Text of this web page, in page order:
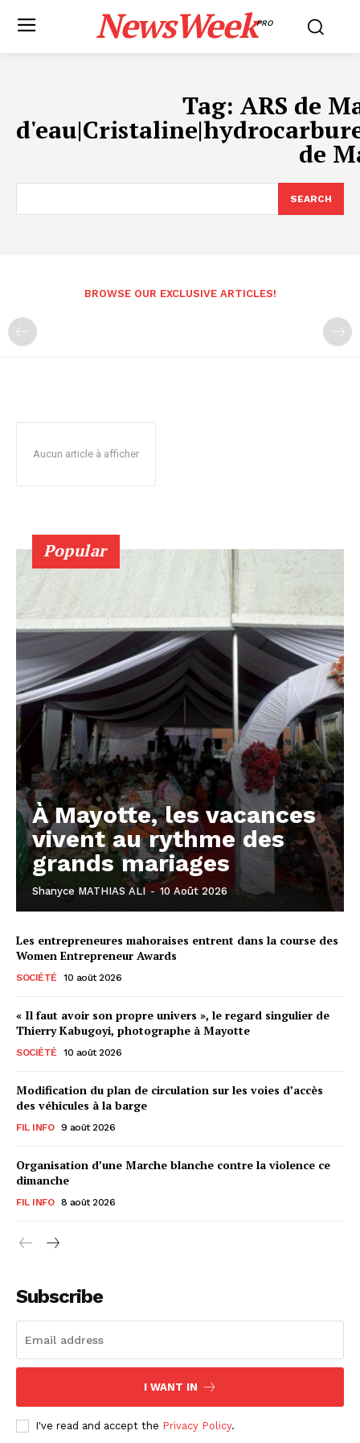
NewsWeekPRO
Tag: ARS de
de
SEARCH
BROWSE OUR EXCLUSIVE ARTICLES!
Aucun article à afficher
Popular
À Mayotte, les vacances
vivent au rythme des
grands mariages
Shanyce MATHIAS ALI - 10 Août 2026
Les entrepreneures mahoraises entrent dans la course des
Women Entrepreneur Awards
SOCIÉTÉ 10 août 2026
« Il faut avoir son propre univers », le regard singulier de
Thierry Kabugoyi, photographe à Mayotte
SOCIÉTÉ 10 août 2026
Modification du plan de circulation sur les voies d’accès
des véhicules à la barge
FIL INFO 9 août 2026
Organisation d’une Marche blanche contre la violence ce
dimanche
FIL INFO 8 août 2026
Subscribe
I WANT IN
I've read and accept the Privacy Policy.